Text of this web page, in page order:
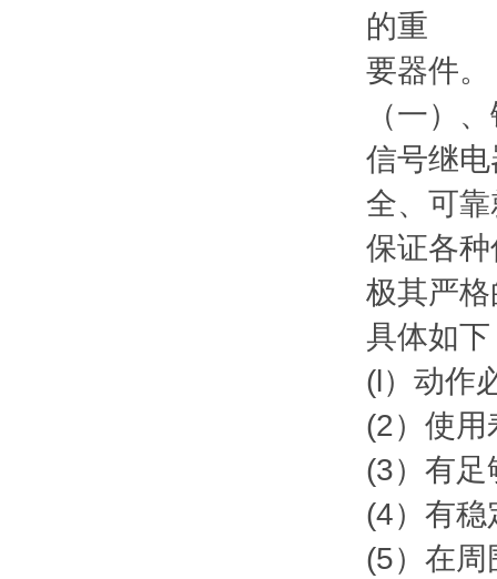
的重
要器件。
（一）
信号继
全、可
保证各
极其严
具体如下
(l）动作
(2）使用
(3）有足
(4）有稳
(5）在周